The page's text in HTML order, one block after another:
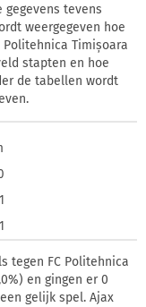
tevens
weergegeven hoe
Timișoara
stapten en hoe
de tabellen wordt
1
1
tegen FC Politehnica
en gingen er 0
gelijk spel. Ajax